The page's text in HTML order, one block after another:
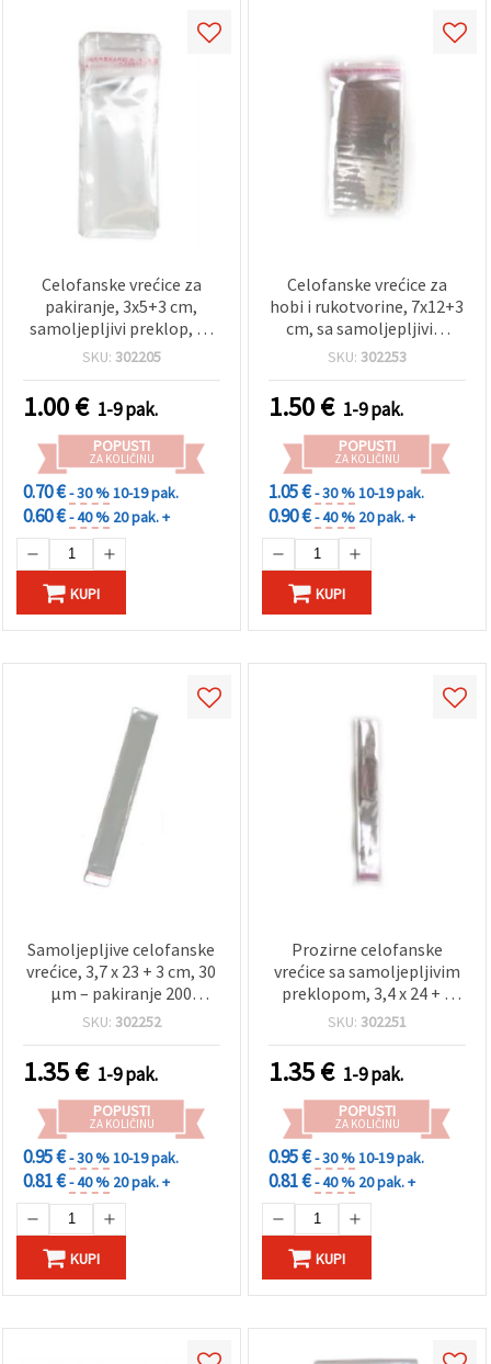
Celofanske vrećice za
pakiranje, 3x5+3 cm,
samoljepljivi preklop, 30
mikrona, prozirne –
SKU: 302205
1.00€ 1-9 pak.
POPUSTI
ZA KOLIČINU
0.70 €- 30 %10-19 pak.
0.60 €- 40 % 20 pak. +
KUPI
Celofanske vrećice za
hobi i rukotvorine, 7x12+3
cm, sa samoljepljivim
preklopom, prozirne, 30
SKU: 302253
1.50€ 1-9 pak.
POPUSTI
ZA KOLIČINU
1.05 €- 30 %10-19 pak.
0.90 €- 40 % 20 pak. +
KUPI
Samoljepljive celofanske
vrećice, 3,7 x 23 + 3 cm, 30
µm – pakiranje 200
komada
SKU: 302252
1.35€ 1-9 pak.
POPUSTI
ZA KOLIČINU
0.95 €- 30 %10-19 pak.
0.81 €- 40 % 20 pak. +
KUPI
Prozirne celofanske
vrećice sa samoljepljivim
preklopom, 3,4 x 24 + 3
cm, 30 mikrona, 200 kom
martenice, čestitke,
kozmetičke dodatke i
kreativne projekte
SKU: 302251
1.35€ 1-9 pak.
POPUSTI
ZA KOLIČINU
0.95 €- 30 %10-19 pak.
0.81 €- 40 % 20 pak. +
KUPI